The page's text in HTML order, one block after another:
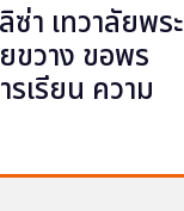
า เทวาลัยพระ
ขวาง ขอพร
รเรียน ความ